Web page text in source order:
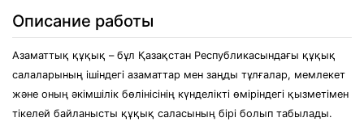
Описание работы
Азаматтық құқық – бұл Қазақстан Республикасындағы құқық
салаларының ішіндегі азаматтар мен заңды тұлғалар, мемлекет
және оның әкімшілік бөлінісінің күнделікті өміріндегі қызметімен
тікелей байланысты құқық саласының бірі болып табылады.